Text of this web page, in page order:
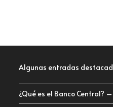
Algunas entradas
¿Qué es el Banco Central?